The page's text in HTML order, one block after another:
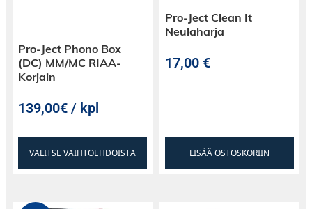
Pro-Ject Phono Box
(DC) MM/MC RIAA-
Korjain
139,00€ / kpl
VALITSE VAIHTOEHDOISTA
Pro-Ject Clean It
Neulaharja
17,00€
LISÄÄ OSTOSKORIIN